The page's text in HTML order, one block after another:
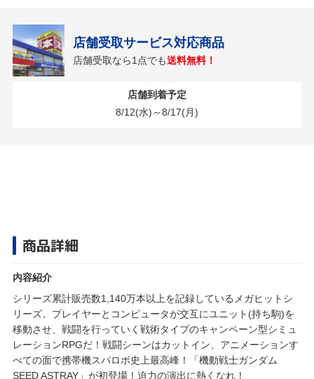
店舗受取サービス対応商品
店舗受取なら1点でも送料無料！
店舗到着予定
8/12(水)～8/17(月)
商品詳細
内容紹介
シリーズ累計販売数1,140万本以上を記録しているメガヒットシ
リーズ。プレイヤーとコンピュータが交互にユニット(持ち駒)を
移動させ、戦闘を行っていく戦術タイプのキャンペーン型シミュ
レーションRPGだ！戦闘シーンはカットイン、アニメーションす
べての面で携帯機スパロボ史上最高峰！「機動戦士ガンダム
SEED ASTRAY」が初登場！迫力の演出に熱くなれ！